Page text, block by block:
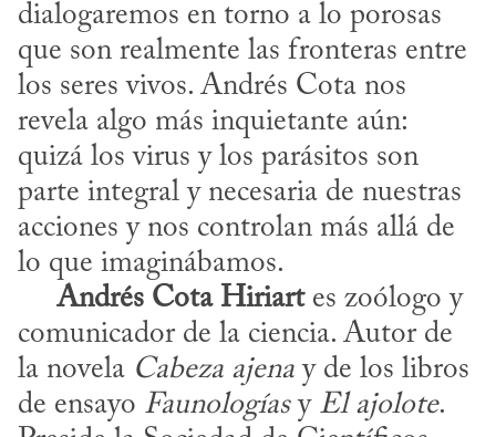
dialogaremos en torno a lo porosas
que son realmente las fronteras entre
los seres vivos. Andrés Cota nos
revela algo más inquietante aún:
quizá los virus y los parásitos son
parte integral y necesaria de nuestras
acciones y nos controlan más allá de
lo que imaginábamos.
Andrés Cota Hiriart es zoólogo y
comunicador de la ciencia. Autor de
la novela Cabeza ajena y de los libros
de ensayo Faunologías y El ajolote.